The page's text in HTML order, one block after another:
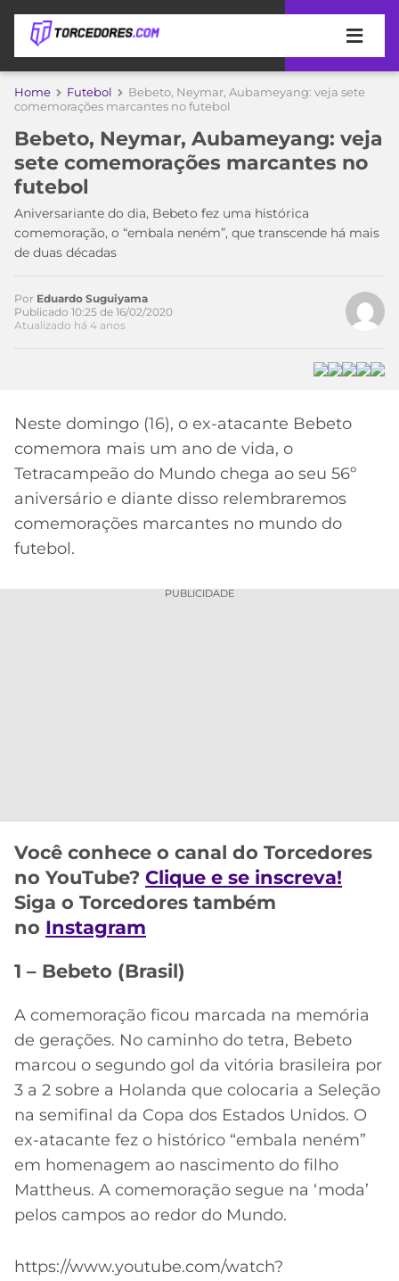
APOSTAS
DE
APOSTA
MELHORES
SITES
DE
APOSTAS
2026
CÓDIGO
DE
INDICAÇÃO
BET365
CÓDIGO
BETANO
ONLINE
COPA
DO
MUNDO
TIMES
MEU
TIME
CORINTHIANS
SÃO
PAULO
SANTOS
FLAMENGO
GRÊMIO
ATLÉTICO
MG
CAMPEONATOS
LIBERTADORES
COPA
DO
BRASIL
PREMIER
MERCADO
DA
BOLA
PALPITES
Home Futebol
Bebeto, Neymar, Aubameyang: veja sete
comemorações marcantes no futebol
Bebeto, Neymar, Aubameyang: veja
sete comemorações marcantes no
futebol
Aniversariante do dia, Bebeto fez uma histórica
comemoração, o “embala neném”, que transcende há mais
de duas décadas
Acesse o perfil do autor
no Twitter
Por Eduardo Suguiyama
Publicado 10:25 de 16/02/2020
Atualizado há 4 anos
Neste domingo (16), o ex-atacante Bebeto
comemora mais um ano de vida, o
Tetracampeão do Mundo chega ao seu 56º
aniversário e diante disso relembraremos
comemorações marcantes no mundo do
futebol.
PUBLICIDADE
Você conhece o canal do Torcedores
no YouTube? Clique e se inscreva!
Siga o Torcedores também
no Instagram
1 – Bebeto (Brasil)
A comemoração ficou marcada na memória
de gerações. No caminho do tetra, Bebeto
marcou o segundo gol da vitória brasileira por
3 a 2 sobre a Holanda que colocaria a Seleção
na semifinal da Copa dos Estados Unidos. O
ex-atacante fez o histórico “embala neném”
em homenagem ao nascimento do filho
Mattheus. A comemoração segue na ‘moda’
pelos campos ao redor do Mundo.
https://www.youtube.com/watch?